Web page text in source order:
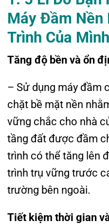
Máy Đầm Nền
Trình Của Mình
Tăng độ bền và ổn
– Sử dụng máy đầm
chặt bề mặt nền
vững chắc cho nhà
tầng đất được đầm
trình có thể tăng lên
trình trụ vững trước
trường bên ngoài.
Tiết kiệm thời gian